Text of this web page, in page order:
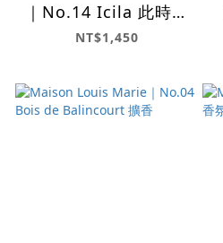
｜No.14 Icila 此時此
刻 蠟燭
NT$1,450